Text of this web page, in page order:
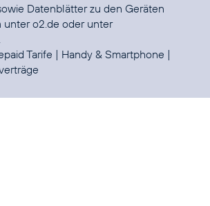
Datenblätter zu den Geräten
untero2.de oder unter
Tarife | Handy & Smartphone |